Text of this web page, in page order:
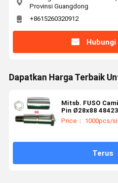
Provinsi Guangdong
+8615260320912
Dapatkan Harga Terbaik
Mitsb. FUSO
Pin Ø28x88
2T5
Price： 1000pcs/
Terus